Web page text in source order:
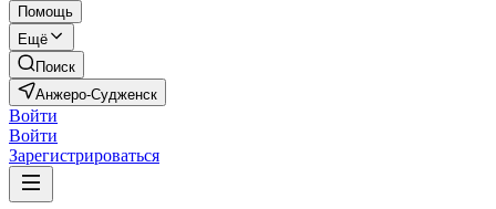
Помощь
Ещё
Поиск
Анжеро-Судженск
Войти
Войти
Зарегистрироваться